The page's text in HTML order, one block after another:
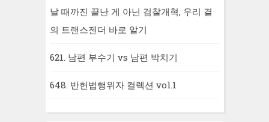
날 때까진 끝난 게 아닌 검찰개혁, 우리 곁
의 트랜스젠더 바로 알기
621. 남편 부수기 vs 남편 박치기
648. 반헌법행위자 컬렉션 vol.1